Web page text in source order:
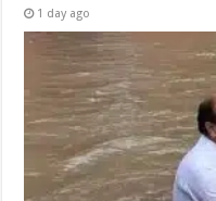
1 day ago